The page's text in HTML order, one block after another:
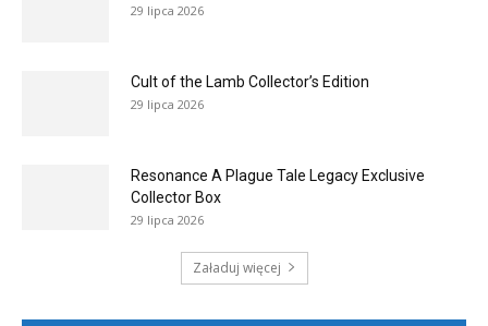
29 lipca 2026
Cult of the Lamb Collector’s Edition
29 lipca 2026
Resonance A Plague Tale Legacy Exclusive
Collector Box
29 lipca 2026
Załaduj więcej